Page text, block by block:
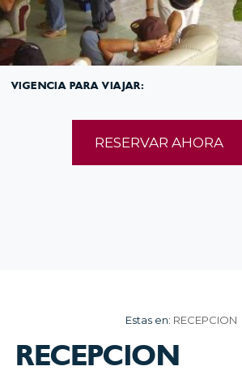
Estas en: RECEPCION
RECEPCION
VIGENCIA PARA VIAJAR:
RESERVAR AHORA